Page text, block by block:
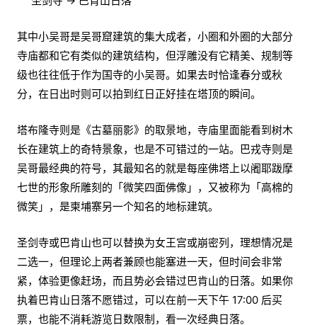
其中小吴哥是吴哥窟建筑的集大成者，小圈和外圈的大部分
寺庙都和它有类似的建筑结构，但浮雕没有它精美、规制等
级也往往低于作为国寺的小吴哥。如果去时恰逢春分或秋
分，在日出时则可以拍到红日正好挂在塔顶的瞬间。
塔布隆寺则是《古墓丽影》的取景地，寺庙里面能看到树木
长在建筑上的奇特景象，也是不可错过的一站。巴戎寺则是
吴哥最经典的符号，其最知名的就是每座佛塔上以阇耶跋摩
七世的形象所雕刻的「微笑四面佛像」，又被称为「高棉的
微笑」，是柬埔寨另一个知名的地标建筑。
圣剑寺或巴肯山也可以替换为女王宫或崩密列，理想情况是
二选一，但理论上两者兼顾也能塞进一天，但时间会非常
紧，体验更像赶场，而且势必会错过巴肯山的日落。如果你
执着巴肯山日落不愿错过，可以在前一天下午 17:00 后买
票，也能不消耗游览日数限制，看一次经典日落。